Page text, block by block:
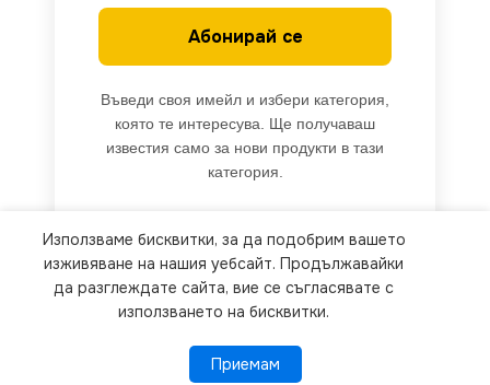
Абонирай се
Въведи своя имейл и избери категория,
която те интересува. Ще получаваш
известия само за нови продукти в тази
категория.
We use cookies to improve your experience on our
website. By browsing this website, you agree to
our use of cookies.
ПОВЕЧЕ ИНФОРМАЦИЯ
Използваме бисквитки, за да подобрим вашето
изживяване на нашия уебсайт. Продължавайки
да разглеждате сайта, вие се съгласявате с
използването на бисквитки.
Приемам